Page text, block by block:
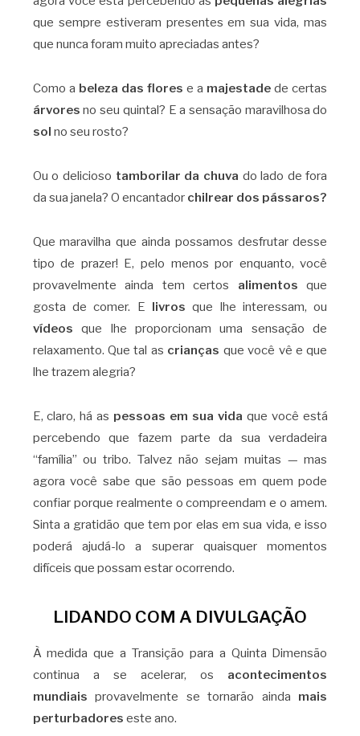
que sempre estiveram presentes em sua vida, mas
que nunca foram muito apreciadas antes?
Como a beleza das flores e a majestade de certas
árvores no seu quintal? E a sensação maravilhosa do
sol no seu rosto?
Ou o delicioso tamborilar da chuva do lado de fora
da sua janela? O encantador chilrear dos pássaros?
Que maravilha que ainda possamos desfrutar desse
tipo de prazer! E, pelo menos por enquanto, você
provavelmente ainda tem certos alimentos que
gosta de comer. E livros que lhe interessam, ou
vídeos que lhe proporcionam uma sensação de
relaxamento. Que tal as crianças que você vê e que
lhe trazem alegria?
E, claro, há as pessoas em sua vida que você está
percebendo que fazem parte da sua verdadeira
“família” ou tribo. Talvez não sejam muitas — mas
agora você sabe que são pessoas em quem pode
confiar porque realmente o compreendam e o amem.
Sinta a gratidão que tem por elas em sua vida, e isso
poderá ajudá-lo a superar quaisquer momentos
difíceis que possam estar ocorrendo.
LIDANDO COM A DIVULGAÇÃO
À medida que a Transição para a Quinta Dimensão
continua a se acelerar, os acontecimentos
mundiais provavelmente se tornarão ainda mais
perturbadores este ano.